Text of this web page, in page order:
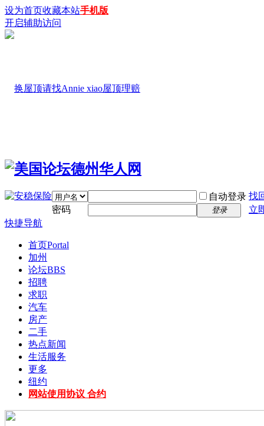
设为首页收藏本站手机版
开启辅助访问
自动登录 找
密码
登录
立
快捷导航
首页Portal
加州
论坛BBS
招聘
求职
汽车
房产
二手
热点新闻
生活服务
更多
纽约
网站使用协议 合约